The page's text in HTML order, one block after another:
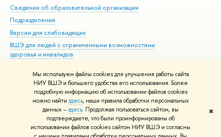
Мы используем файлы cookies для улучшения работы сайта
НИУ ВШЭ и большего удобства его использования. Более
подробную информацию об использовании файлов cookies
можно найти здесь, наши правила обработки персональных
данных –здесь. Продолжая пользоваться сайтом, вы
подтверждаете, что были проинформированы об
использовании файлов cookies сайтом НИУ ВШЭ и согласны
✖
Сведения об образовательной организации
Подразделения
Версия для слабовидящих
ВШЭ для людей с ограниченными возможностями
здоровья и инвалидов
© НИУ ВШЭ 1993–2026 Адреса и контакты Условия использования